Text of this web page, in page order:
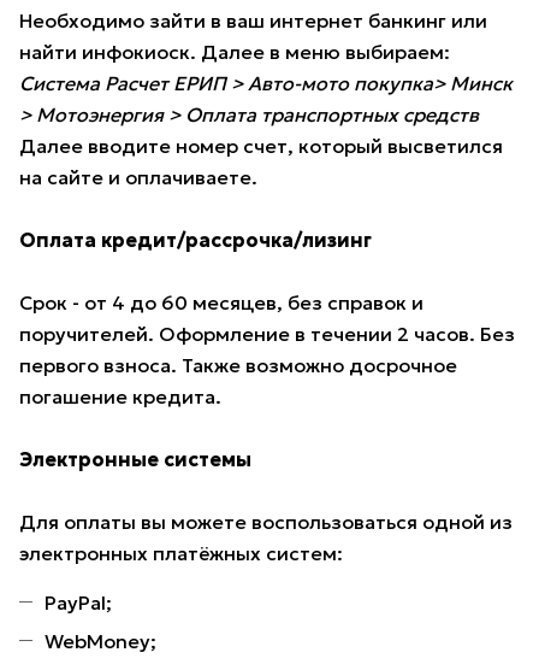
Необходимо зайти в ваш интернет банкинг или
найти инфокиоск. Далее в меню выбираем:
Система Расчет ЕРИП > Авто-мото покупка> Минск
> Мотоэнергия > Оплата транспортных средств
Далее вводите номер счет, который высветился
на сайте и оплачиваете.
Оплата кредит/рассрочка/лизинг
Срок - от 4 до 60 месяцев, без справок и
поручителей. Оформление в течении 2 часов. Без
первого взноса. Также возможно досрочное
погашение кредита.
Электронные системы
Для оплаты вы можете воспользоваться одной из
электронных платёжных систем:
PayPal;
WebMoney;